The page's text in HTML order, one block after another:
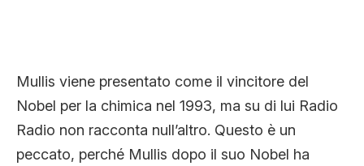
Mullis viene presentato come il vincitore del
Nobel per la chimica nel 1993, ma su di lui Radio
Radio non racconta null’altro. Questo è un
peccato, perché Mullis dopo il suo Nobel ha